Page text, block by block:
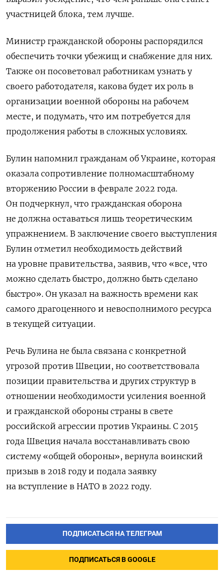
участницей блока, тем лучше.
Министр гражданской обороны распорядился
обеспечить точки убежищ и снабжение для них.
Также он посоветовал работникам узнать у
своего работодателя, какова будет их роль в
организации военной обороны на рабочем
месте, и подумать, что им потребуется для
продолжения работы в сложных условиях.
Булин напомнил гражданам об Украине, которая
оказала сопротивление полномасштабному
вторжению России в феврале 2022 года.
Он подчеркнул, что гражданская оборона
не должна оставаться лишь теоретическим
упражнением. В заключение своего выступления
Булин отметил необходимость действий
на уровне правительства, заявив, что «все, что
можно сделать быстро, должно быть сделано
быстро». Он указал на важность времени как
самого драгоценного и невосполнимого ресурса
в текущей ситуации.
Речь Булина не была связана с конкретной
угрозой против Швеции, но соответствовала
позиции правительства и других структур в
отношении необходимости усиления военной
и гражданской обороны страны в свете
российской агрессии против Украины. С 2015
года Швеция начала восстанавливать свою
систему «общей обороны», вернула воинский
призыв в 2018 году и подала заявку
на вступление в НАТО в 2022 году.
ПОДПИСАТЬСЯ НА ТЕЛЕГРАМ
ПОДПИСАТЬСЯ В GOOGLE